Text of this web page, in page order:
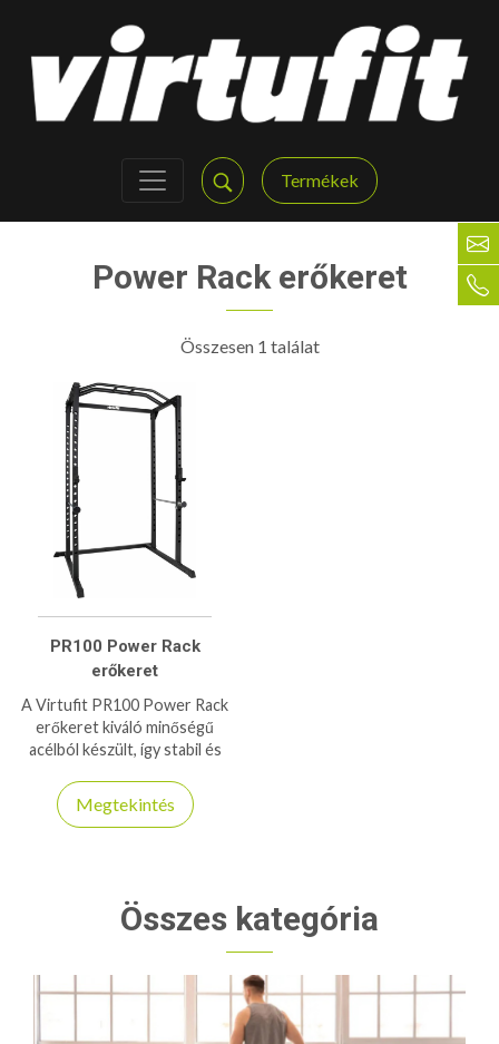
Termékek
Power Rack erőkeret
Összesen 1 találat
PR100 Power Rack
erőkeret
A Virtufit PR100 Power Rack
erőkeret kiváló minőségű
acélból készült, így stabil és
150/200kg-os teherbírása
kiváló társ a napi edzések
Megtekintés
Összes kategória